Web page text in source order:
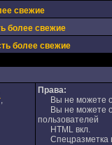
свежие
более свежие
более свежие
,
Права:
Вы не можете
Вы не можете
пользователей
HTML вкл.
Спецразметка